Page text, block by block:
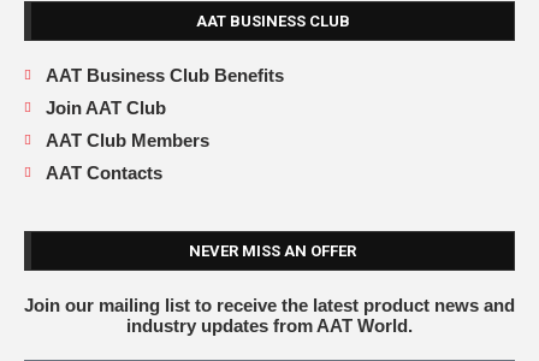
AAT BUSINESS CLUB
AAT Business Club Benefits
Join AAT Club
AAT Club Members
AAT Contacts
NEVER MISS AN OFFER
Join our mailing list to receive the latest product news and
industry updates from AAT World.